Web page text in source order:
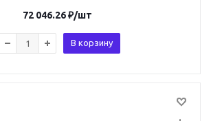
72 046.26₽/шт
В корзину